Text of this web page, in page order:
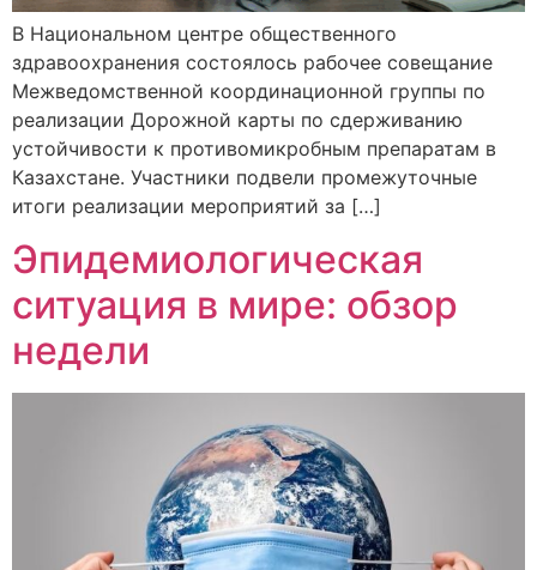
В Национальном центре общественного
здравоохранения состоялось рабочее совещание
Межведомственной координационной группы по
реализации Дорожной карты по сдерживанию
устойчивости к противомикробным препаратам в
Казахстане. Участники подвели промежуточные
итоги реализации мероприятий за […]
Эпидемиологическая
ситуация в мире: обзор
недели